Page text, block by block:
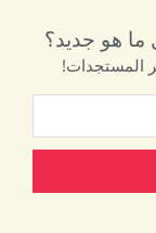
هو جديد؟
المستجدات!